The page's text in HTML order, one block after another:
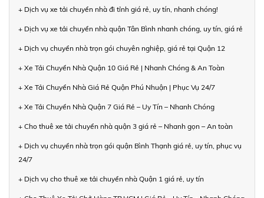
+ Dịch vụ xe tải chuyển nhà đi tỉnh giá rẻ, uy tín, nhanh chóng!
+ Dịch vụ xe tải chuyển nhà quận Tân Bình nhanh chóng, uy tín, giá rẻ
+ Dịch vụ chuyển nhà trọn gói chuyên nghiệp, giá rẻ tại Quận 12
+ Xe Tải Chuyển Nhà Quận 10 Giá Rẻ | Nhanh Chóng & An Toàn
+ Xe Tải Chuyển Nhà Giá Rẻ Quận Phú Nhuận | Phục Vụ 24/7
+ Xe Tải Chuyển Nhà Quận 7 Giá Rẻ – Uy Tín – Nhanh Chóng
+ Cho thuê xe tải chuyển nhà quận 3 giá rẻ – Nhanh gọn – An toàn
+ Dịch vụ chuyển nhà trọn gói quận Bình Thạnh giá rẻ, uy tín, phục vụ
24/7
+ Dịch vụ cho thuê xe tải chuyển nhà Quận 1 giá rẻ, uy tín